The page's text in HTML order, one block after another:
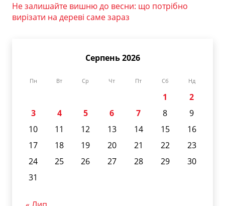
Не залишайте вишню до весни: що потрібно
вирізати на дереві саме зараз
Серпень 2026
Пн Вт Ср Чт Пт Сб Нд
1
2
3
4 5 6 7 8
9
10
11 12 13 14 15
16
17
18 19 20 21 22
23
24
25 26 27 28 29
30
31